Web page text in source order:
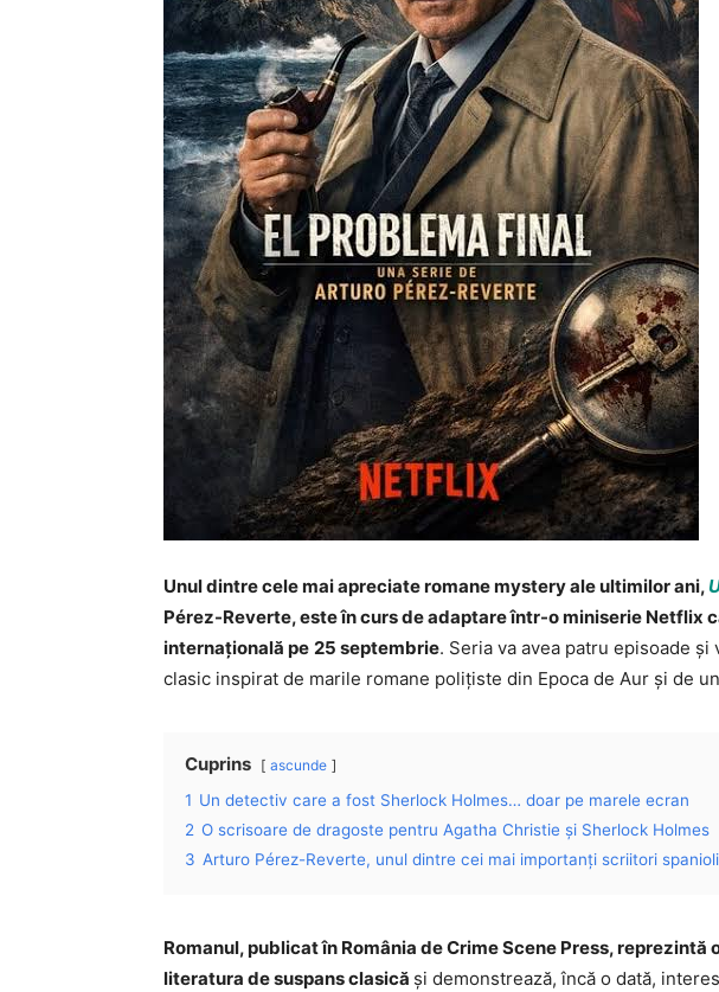
Unul dintre cele mai apreciate romane mystery ale ultimilor ani,
Pérez-Reverte, este în curs de adaptare într-o miniserie Netflix
internațională pe 25 septembrie. Seria va avea patru episoade
clasic inspirat de marile romane polițiste din Epoca de Aur și de
Cuprins ascunde
1 Un detectiv care a fost Sherlock Holmes… doar pe marele ecran
2 O scrisoare de dragoste pentru Agatha Christie și Sherlock Holmes
3 Arturo Pérez-Reverte, unul dintre cei mai importanți scriitori
Romanul, publicat în România de Crime Scene Press,
literatura de suspans clasică și demonstrează, încă o dată,